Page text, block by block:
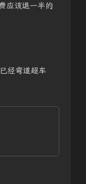
应该退一半的
经弯道超车